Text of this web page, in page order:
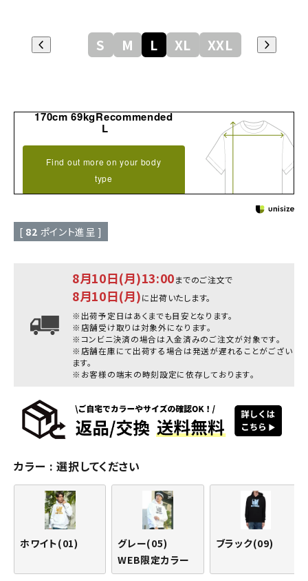
S M L XL XXL
170cm 69kgRecommended
L
Find out more on your body
type
[ 82 ポイント進呈 ]
8月10日(月)13:00までのご注文で
8月10日(月)に出荷いたします。
※出荷予定日はあくまでも目安となります。
※店舗受け取りは対象外になります。
※コンビニ決済の場合は入金済みのご注文が対象です。
※店舗在庫にて出荷する場合は発送が遅れることがござい
ます。
※お客様の端末の時刻設定に依存しております。
カラー 選択してください
ホワイト(01)
グレー(05)
WEB限定カラー
ブラック(09)